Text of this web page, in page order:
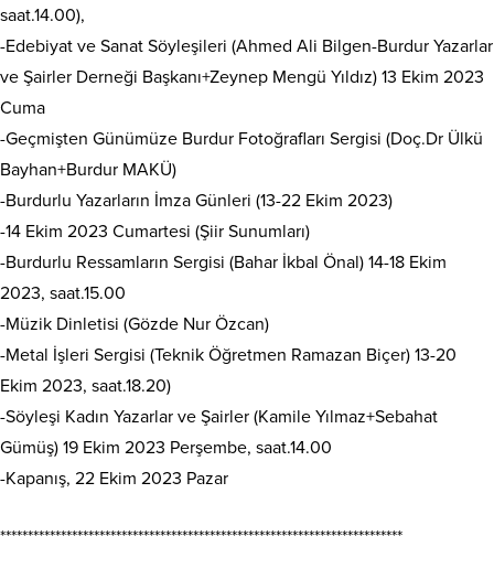
saat.14.00),
-Edebiyat ve Sanat Söyleşileri (Ahmed Ali Bilgen-Burdur Yazarlar
ve Şairler Derneği Başkanı+Zeynep Mengü Yıldız) 13 Ekim 2023
Cuma
-Geçmişten Günümüze Burdur Fotoğrafları Sergisi (Doç.Dr Ülkü
Bayhan+Burdur MAKÜ)
-Burdurlu Yazarların İmza Günleri (13-22 Ekim 2023)
-14 Ekim 2023 Cumartesi (Şiir Sunumları)
-Burdurlu Ressamların Sergisi (Bahar İkbal Önal) 14-18 Ekim
2023, saat.15.00
-Müzik Dinletisi (Gözde Nur Özcan)
-Metal İşleri Sergisi (Teknik Öğretmen Ramazan Biçer) 13-20
Ekim 2023, saat.18.20)
-Söyleşi Kadın Yazarlar ve Şairler (Kamile Yılmaz+Sebahat
Gümüş) 19 Ekim 2023 Perşembe, saat.14.00
-Kapanış, 22 Ekim 2023 Pazar
*************************************************************************